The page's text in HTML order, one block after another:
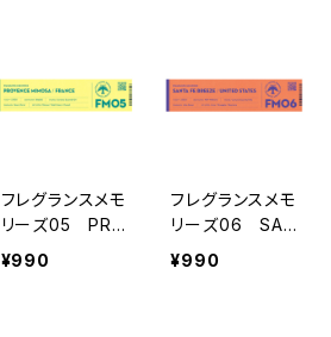
フレグランスメモ
リーズ05 PRO
VENCE MIMOS
¥990
フレグランスメモ
リーズ06 SAN
TA FE BREEZE
¥990